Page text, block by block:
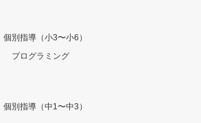
個別指導（小3〜小6）
プログラミング
個別指導（中1〜中3）